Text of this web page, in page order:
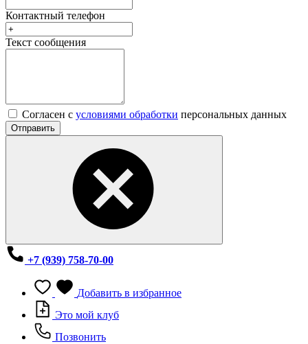
Контактный телефон
Текст сообщения
Согласен с условиями обработки персональных данных
Отправить
+7 (939) 758-70-00
Добавить в избранное
Это мой клуб
Позвонить